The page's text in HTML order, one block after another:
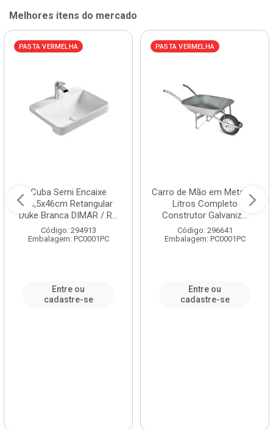
Melhores itens do mercado
PASTA VERMELHA
Cuba Semi Encaixe
58,5x46cm Retangular
Duke Branca DIMAR / R...
Código: 294913
Embalagem: PC0001PC
Entre ou
cadastre-se
PASTA VERMELHA
Carro de Mão em Metal 60
Litros Completo
Construtor Galvaniz...
Código: 296641
Embalagem: PC0001PC
Entre ou
cadastre-se